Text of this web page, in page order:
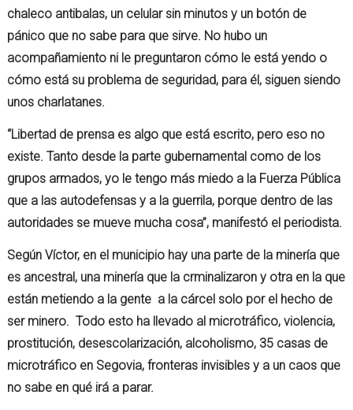
chaleco antibalas, un celular sin minutos y un botón de
pánico que no sabe para que sirve. No hubo un
acompañamiento ni le preguntaron cómo le está yendo o
cómo está su problema de seguridad, para él, siguen siendo
unos charlatanes.
“Libertad de prensa es algo que está escrito, pero eso no
existe. Tanto desde la parte gubernamental como de los
grupos armados, yo le tengo más miedo a la Fuerza Pública
que a las autodefensas y a la guerrila, porque dentro de las
autoridades se mueve mucha cosa”, manifestó el periodista.
Según Víctor, en el municipio hay una parte de la minería que
es ancestral, una minería que la crminalizaron y otra en la que
están metiendo a la gente a la cárcel solo por el hecho de
ser minero. Todo esto ha llevado al microtráfico, violencia,
prostitución, desescolarización, alcoholismo, 35 casas de
microtráfico en Segovia, fronteras invisibles y a un caos que
no sabe en qué irá a parar.